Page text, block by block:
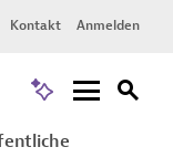
Kontakt Anmelden